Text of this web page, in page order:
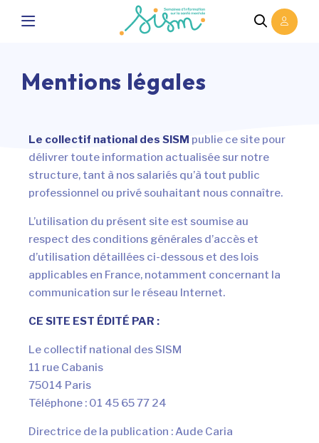
Mentions légales
Le collectif national des SISM publie ce site pour
délivrer toute information actualisée sur notre
structure, tant à nos salariés qu’à tout public
professionnel ou privé souhaitant nous connaître.
L’utilisation du présent site est soumise au
respect des conditions générales d’accès et
d’utilisation détaillées ci-dessous et des lois
applicables en France, notamment concernant la
communication sur le réseau Internet.
CE SITE EST ÉDITÉ PAR :
Le collectif national des SISM
11 rue Cabanis
75014 Paris
Téléphone : 01 45 65 77 24
Directrice de la publication : Aude Caria